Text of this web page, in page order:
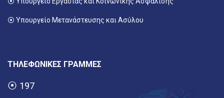
⦿ Υπουργείο Μετανάστευσης και Ασύλου
ΤΗΛΕΦΩΝΙΚΕΣ ΓΡΑΜΜΕΣ
⦿ 197